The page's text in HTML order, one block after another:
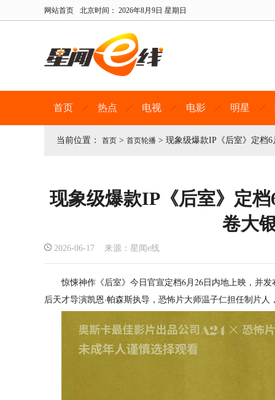
网站首页 北京时间： 2026年8月9日 星期日
首页 热点 电视 电影 明星
当前位置： 首页 > 首页轮播 > 现象级爆款IP《后室》定档
现象级爆款IP《后室》定
卷大
2026-06-17 来源：星闻e线
惊悚神作《后室》今日官宣定档6月26日内地上映，并
后天才导演凯恩·帕森斯执导，恐怖片大师温子仁担任制片人